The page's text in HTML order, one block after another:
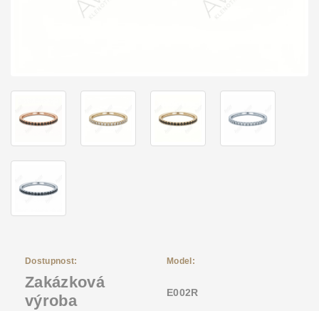
Dostupnost: Model:
Zakázková
výroba
E002R